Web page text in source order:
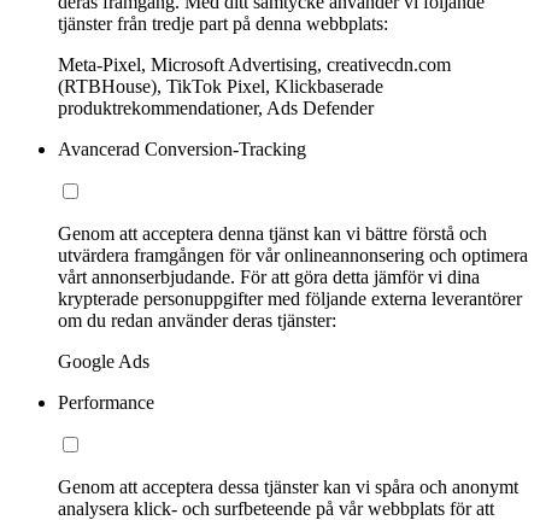
tjänster från tredje part på denna webbplats:
Meta-Pixel, Microsoft Advertising, creativecdn.com
(RTBHouse), TikTok Pixel, Klickbaserade
produktrekommendationer, Ads Defender
Avancerad Conversion-Tracking
Genom att acceptera denna tjänst kan vi bättre förstå och
utvärdera framgången för vår onlineannonsering och optimera
vårt annonserbjudande. För att göra detta jämför vi dina
krypterade personuppgifter med följande externa leverantörer
om du redan använder deras tjänster:
Google Ads
Performance
Genom att acceptera dessa tjänster kan vi spåra och anonymt
analysera klick- och surfbeteende på vår webbplats för att